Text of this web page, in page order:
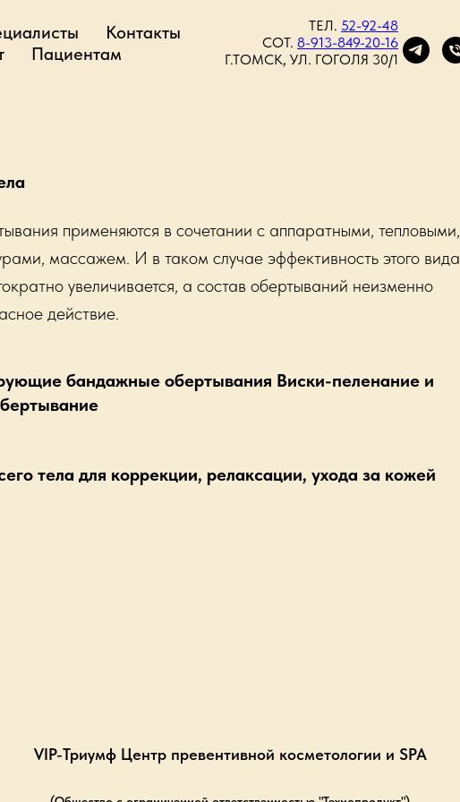
Контакты
Пациентам
ТЕЛ. 52-92-48
СОТ. 8-913-849-20-16
Г.ТОМСК, УЛ. ГОГОЛЯ 30/1
применяются в сочетании с аппаратными, тепловыми,
массажем. И в таком случае эффективность этого вида
увеличивается, а состав обертываний неизменно
действие.
бандажные обертывания Виски-пеленание и
тела для коррекции, релаксации, ухода за кожей
VIP-Триумф Центр превентивной косметологии и SPA